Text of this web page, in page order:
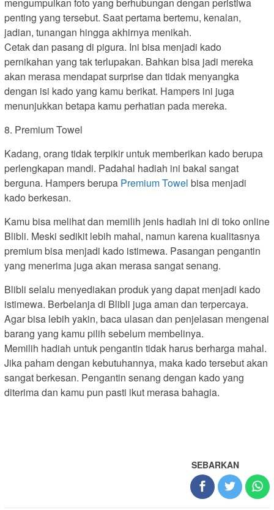
mengumpulkan foto yang berhubungan dengan peristiwa
penting yang tersebut. Saat pertama bertemu, kenalan,
jadian, tunangan hingga akhirnya menikah.
Cetak dan pasang di pigura. Ini bisa menjadi kado
pernikahan yang tak terlupakan. Bahkan bisa jadi mereka
akan merasa mendapat surprise dan tidak menyangka
dengan isi kado yang kamu berikat. Hampers ini juga
menunjukkan betapa kamu perhatian pada mereka.
8. Premium Towel
Kadang, orang tidak terpikir untuk memberikan kado berupa
perlengkapan mandi. Padahal hadiah ini bakal sangat
berguna. Hampers berupa Premium Towel bisa menjadi
kado berkesan.
Kamu bisa melihat dan memilih jenis hadiah ini di toko online
Blibli. Meski sedikit lebih mahal, namun karena kualitasnya
premium bisa menjadi kado istimewa. Pasangan pengantin
yang menerima juga akan merasa sangat senang.
Blibli selalu menyediakan produk yang dapat menjadi kado
istimewa. Berbelanja di Blibli juga aman dan terpercaya.
Agar bisa lebih yakin, baca ulasan dan penjelasan mengenai
barang yang kamu pilih sebelum membelinya.
Memilih hadiah untuk pengantin tidak harus berharga mahal.
Jika paham dengan kebutuhannya, maka kado tersebut akan
sangat berkesan. Pengantin senang dengan kado yang
diterima dan kamu pun pasti ikut merasa bahagia.
SEBARKAN